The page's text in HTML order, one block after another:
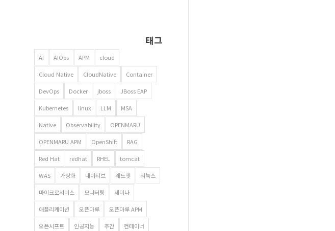
태그
AI AIOps APM cloud
Cloud Native CloudNative Container
DevOps Docker jboss JBoss EAP
Kubernetes linux LLM MSA
Native Observability OPENMARU
OPENMARU APM OpenShift RAG
Red Hat redhat RHEL tomcat
WAS 가상화 네이티브 레드햇 리눅스
마이크로서비스 모니터링 세미나
애플리케이션 오픈마루 오픈마루 APM
오픈시프트 인공지능 주간 컨테이너